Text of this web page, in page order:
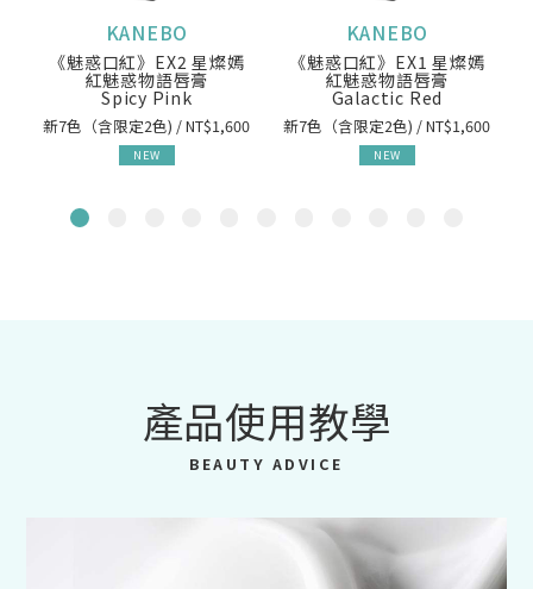
KANEBO
《魅惑口紅》EX2 星燦嫣
紅魅惑物語唇膏
Spicy Pink
新7色（含限定2色) / NT$1,600
NEW
KANEBO
《魅惑口紅》EX1 星燦嫣
紅魅惑物語唇膏
Galactic Red
新7色（含限定2色) / NT$1,600
NEW
產品使用教學
BEAUTY ADVICE